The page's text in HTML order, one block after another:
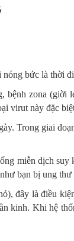
bức là thời
zona (giời
virut này đặc
Trong giai
miễn dịch
bạn bị ung
đây là điều
kinh. Khi hệ